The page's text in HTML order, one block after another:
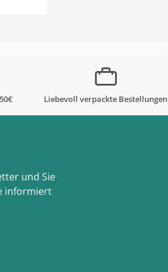
Liebevoll verpackte Bestellungen
und Sie
informiert